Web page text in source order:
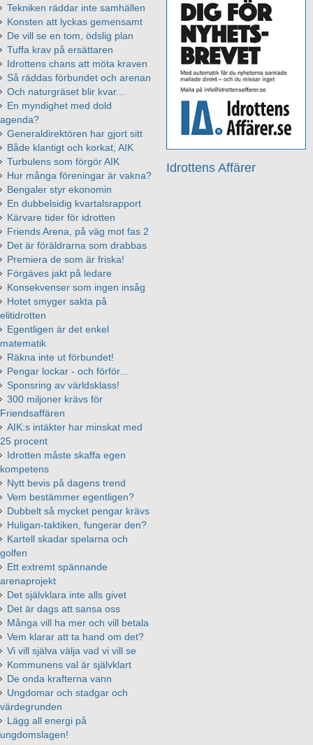
Idrottens Affärer
Tekniken räddar inte samhällen
Konsten att lyckas gemensamt
De vill se en tom, ödslig plan
Tuffa krav på ersättaren
Idrottens chans att möta kraven
Så räddas förbundet och arenan
Och naturgräset blir kvar...
En myndighet med dold
agenda?
Generaldirektören har gjort sitt
Både klantigt och korkat, AIK
Turbulens som förgör AIK
Hur många föreningar är vakna?
Bengaler styr ekonomin
En dubbelsidig kvartalsrapport
Kärvare tider för idrotten
Friends Arena, på väg mot fas 2
Det är föräldrarna som drabbas
Premiera de som är friska!
Förgäves jakt på ledare
Konsekvenser som ingen insåg
Hotet smyger sakta på
elitidrotten
Egentligen är det enkel
matematik
Räkna inte ut förbundet!
Pengar lockar - och förför...
Sponsring av världsklass!
300 miljoner krävs för
Friendsaffären
AIK:s intäkter har minskat med
25 procent
Idrotten måste skaffa egen
kompetens
Nytt bevis på dagens trend
Vem bestämmer egentligen?
Dubbelt så mycket pengar krävs
Huligan-taktiken, fungerar den?
Kartell skadar spelarna och
golfen
Ett extremt spännande
arenaprojekt
Det självklara inte alls givet
Det är dags att sansa oss
Många vill ha mer och vill betala
Vem klarar att ta hand om det?
Vi vill själva välja vad vi vill se
Kommunens val är självklart
De onda krafterna vann
Ungdomar och stadgar och
värdegrunden
Lägg all energi på
ungdomslagen!